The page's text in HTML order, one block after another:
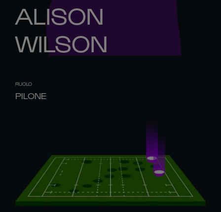
ALISON
WILSON
RUOLO
PILONE